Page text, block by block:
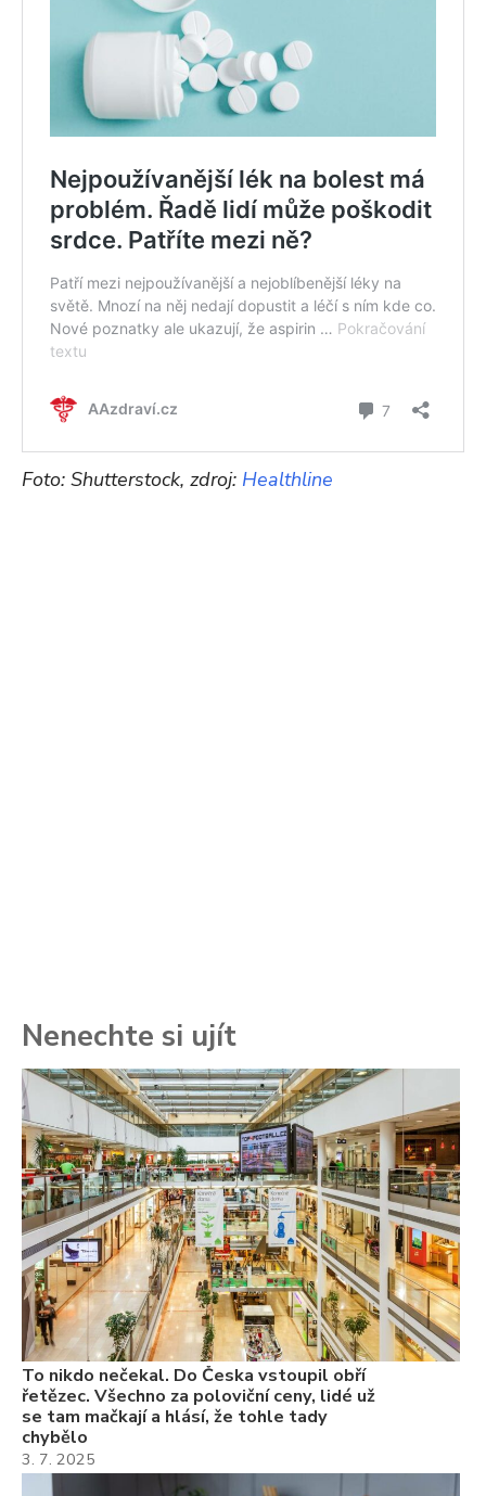
Foto: Shutterstock, zdroj: Healthline
Nenechte si ujít
To nikdo nečekal. Do Česka vstoupil obří
řetězec. Všechno za poloviční ceny, lidé už
se tam mačkají a hlásí, že tohle tady
chybělo
3. 7. 2025